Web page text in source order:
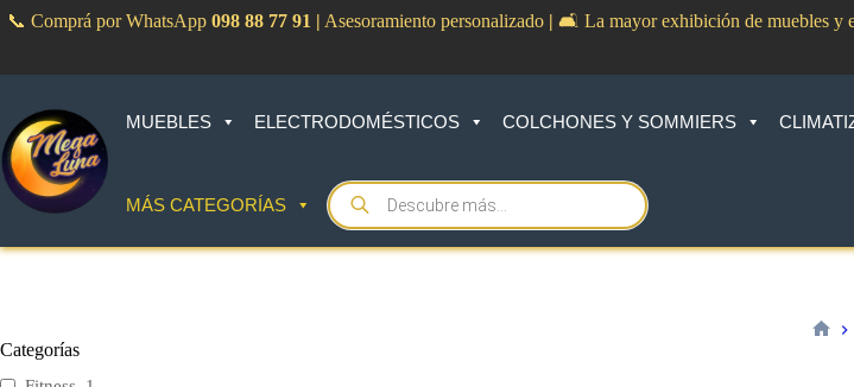
📞 Comprá por WhatsApp 098 88 77 91 | Asesoramiento personalizado | 🛋️ La mayor exhibición de muebles y
MUEBLES ELECTRODOMÉSTICOS COLCHONES Y SOMMIERS
MÁS CATEGORÍAS
Products
search
Categorías